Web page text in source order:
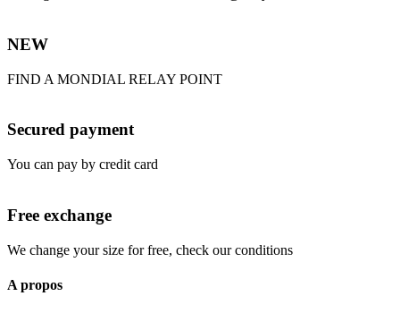
NEW
FIND A MONDIAL RELAY POINT
Secured payment
You can pay by credit card
Free exchange
We change your size for free, check our conditions
A propos